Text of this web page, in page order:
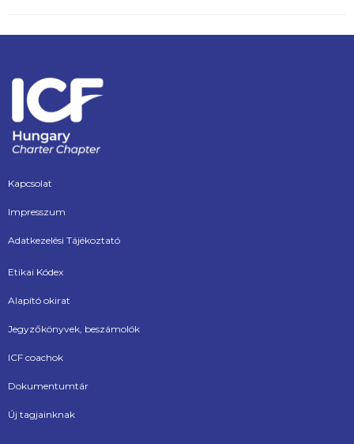
Kapcsolat
Impresszum
Adatkezelési Tájékoztató
Etikai Kódex
Alapító okirat
Jegyzőkönyvek, beszámolók
ICF coachok
Dokumentumtár
Új tagjainknak